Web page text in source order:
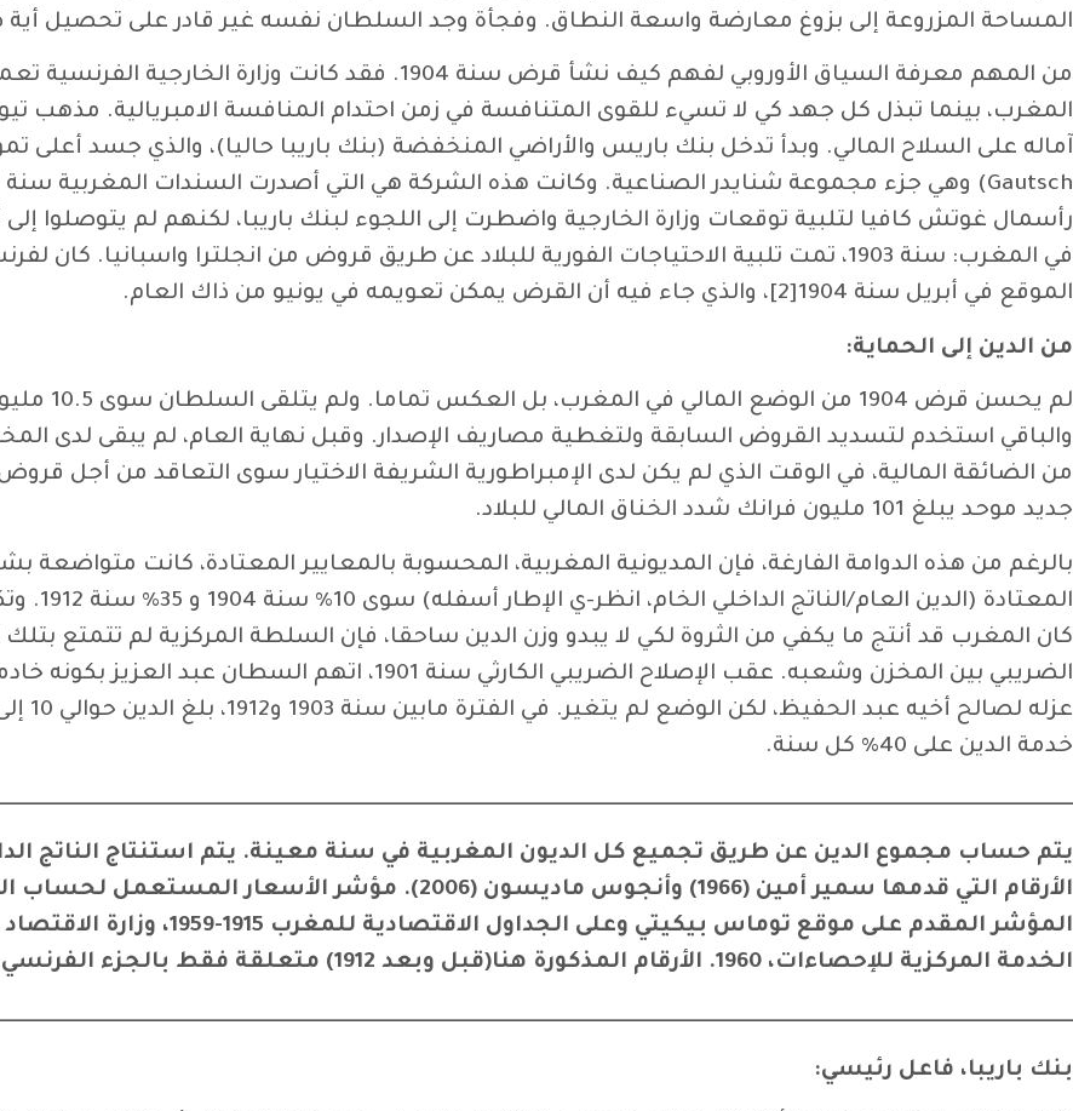
المساحة المزروعة إلى بزوغ معارضة واسعة النطاق. وفجأة وجد السلطان نفسه غير قادر على تحصيل أية
من المهم معرفة السياق الأوروبي لفهم كيف نشأ قرض سنة 1904.
المغرب، بينما تبذل كل جهد كي لا تسيء للقوى المتنافسة في زمن احتدام المنافسة الامبريالية. مذهب
رأسمال غوتش كافيا لتلبية توقعات وزارة الخارجية واضطرت إلى اللجوء لبنك باريبا، لكنهم لم يتوصلوا إلى
في المغرب: سنة 1903، تمت تلبية الاحتياجات الفورية للبلاد عن طريق قروض من انجلترا
الموقع في أبريل سنة 1904[2]، والذي جاء فيه أن القرض يمكن تعويمه في يونيو من ذاك العام.
من الدين إلى الحماية:
جديد موحد يبلغ 101 مليون فرانك شدد الخناق المالي للبلاد.
بالرغم من هذه الدوامة الفارغة، فإن المديونية المغربية، المحسوبة بالمعايير المعتادة، كانت
كان المغرب قد أنتج ما يكفي من الثروة لكي لا يبدو وزن الدين ساحقا، فإن السلطة المركزية لم تتمتع بتلك
الضريبي بين المخزن وشعبه. عقب الإصلاح الضريبي الكارثي سنة
خدمة الدين على 40% كل سنة.
يتم حساب مجموع الدين عن طريق تجميع كل الديون المغربية في سنة معينة. يتم استنتاج الناتج
الأرقام التي قدمها سمير أمين (1966) وأنجوس ماديسون (2006).
المؤشر المقدم على موقع توماس
الخدمة المركزية للإحصاءات، 1960. الأرقام المذكورة هنا(قبل وبعد 1912) متعلقة فقط بالجزء الفرنسي من المغرب.
بنك باريبا، فاعل رئيسي: